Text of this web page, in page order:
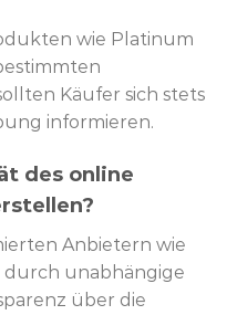
wie Platinum
Käufer sich stets
informieren.
des online
Anbietern wie
durch unabhängige
über die